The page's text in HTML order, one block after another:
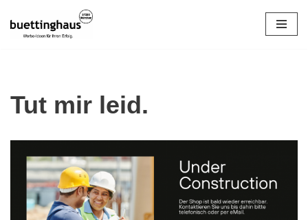
Zum
Tut mir leid.